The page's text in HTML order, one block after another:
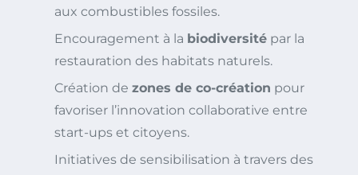
aux combustibles fossiles.
Encouragement à la biodiversité par la
restauration des habitats naturels.
Création de zones de co-création pour
favoriser l’innovation collaborative entre
start-ups et citoyens.
Initiatives de sensibilisation à travers des